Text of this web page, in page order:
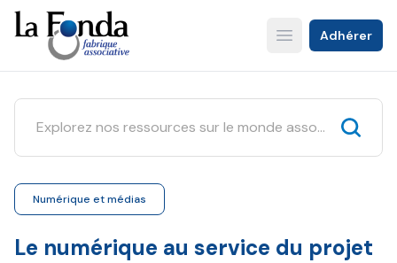
Aller
au
contenu
principal
Open main menu
Adhérer
Numérique et médias
Le numérique au service du projet